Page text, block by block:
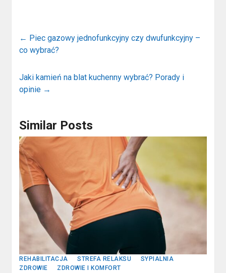
← Piec gazowy jednofunkcyjny czy dwufunkcyjny –
co wybrać?
Jaki kamień na blat kuchenny wybrać? Porady i
opinie →
Similar Posts
REHABILITACJA STREFA RELAKSU
SYPIALNIA
ZDROWIE
ZDROWIE I KOMFORT